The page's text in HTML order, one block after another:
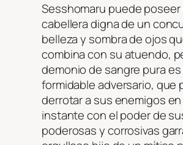
Sesshomaru puede poseer
cabellera digna de un
belleza y sombra de ojos
combina con su atuendo,
demonio de sangre pura
formidable adversario, que
derrotar a sus enemigos
instante con el poder de
poderosas y corrosivas